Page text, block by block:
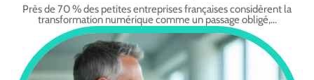
Près de 70 % des petites entreprises françaises considèrent la
transformation numérique comme un passage obligé,…